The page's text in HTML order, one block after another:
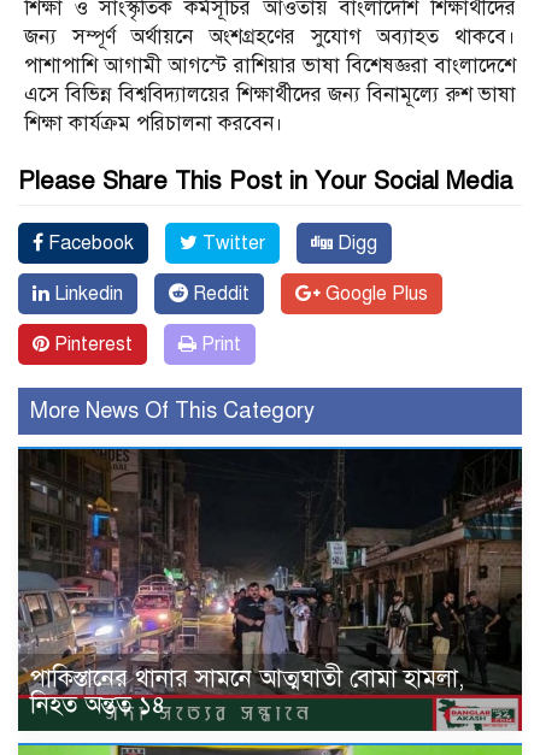
শিক্ষা ও সাংস্কৃতিক কর্মসূচির আওতায় বাংলাদেশি শিক্ষার্থীদের
জন্য সম্পূর্ণ অর্থায়নে অংশগ্রহণের সুযোগ অব্যাহত থাকবে।
পাশাপাশি আগামী আগস্টে রাশিয়ার ভাষা বিশেষজ্ঞরা বাংলাদেশে
এসে বিভিন্ন বিশ্ববিদ্যালয়ের শিক্ষার্থীদের জন্য বিনামূল্যে রুশ ভাষা
শিক্ষা কার্যক্রম পরিচালনা করবেন।
Please Share This Post in Your Social Media
Facebook Twitter Digg
Linkedin Reddit Google Plus
Pinterest Print
More News Of This Category
পাকিস্তানের থানার সামনে আত্মঘাতী বোমা হামলা,
নিহত অন্তত ১৪